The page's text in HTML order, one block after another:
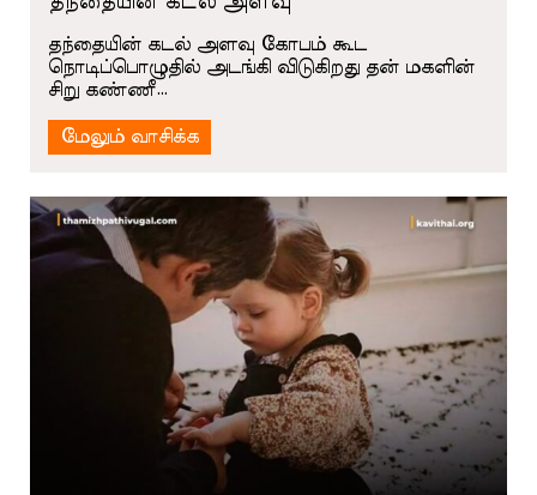
தந்தையின் கடல் அளவு கோபம் கூட
நொடிப்பொழுதில் அடங்கி விடுகிறது தன் மகளின்
சிறு கண்ணீ…
மேலும் வாசிக்க